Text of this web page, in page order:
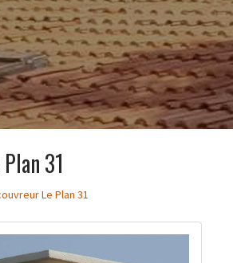
31
Le Plan 31